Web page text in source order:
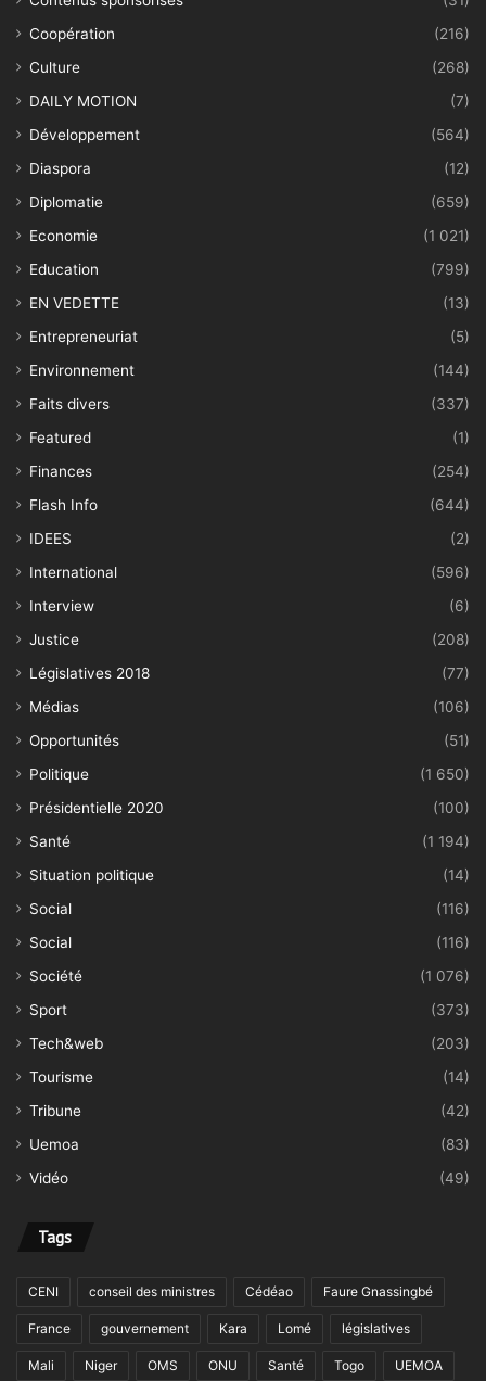
Coopération
(216)
Culture
(268)
DAILY MOTION
(7)
Développement
(564)
Diaspora
(12)
Diplomatie
(659)
Economie
(1 021)
Education
(799)
EN VEDETTE
(13)
Entrepreneuriat
(5)
Environnement
(144)
Faits divers
(337)
Featured
(1)
Finances
(254)
Flash Info
(644)
IDEES
(2)
International
(596)
Interview
(6)
Justice
(208)
Législatives 2018
(77)
Médias
(106)
Opportunités
(51)
Politique
(1 650)
Présidentielle 2020
(100)
Santé
(1 194)
Situation politique
(14)
Social
(116)
Social
(116)
Société
(1 076)
Sport
(373)
Tech&web
(203)
Tourisme
(14)
Tribune
(42)
Uemoa
(83)
Vidéo
(49)
Tags
CENI conseil des ministres Cédéao Faure Gnassingbé
France gouvernement Kara Lomé législatives
Mali Niger OMS ONU Santé Togo UEMOA